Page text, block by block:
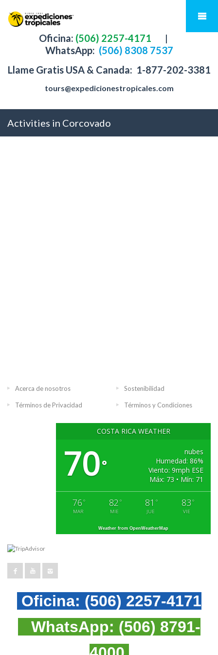
Oficina: (506) 2257-4171
|
WhatsApp: (506) 8308 7537
Llame Gratis USA & Canada: 1-877-202-3381
tours@expedicionestropicales.com
Activities in Corcovado
Acerca de nosotros Sostenibilidad
Términos de Privacidad Términos y Condiciones
COSTA RICA WEATHER
70°
nubes
Humedad: 86%
Viento: 9mph ESE
Máx: 73 • Mín: 71
76 °
MAR
82 °
MIE
81 °
JUE
83 °
VIE
Weather from OpenWeatherMap
Oficina: (506) 2257-4171
WhatsApp: (506) 8791-